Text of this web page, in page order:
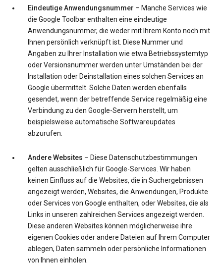
Eindeutige Anwendungsnummer – Manche Services wie
die Google Toolbar enthalten eine eindeutige
Anwendungsnummer, die weder mit Ihrem Konto noch mit
Ihnen persönlich verknüpft ist. Diese Nummer und
Angaben zu Ihrer Installation wie etwa Betriebssystemtyp
oder Versionsnummer werden unter Umständen bei der
Installation oder Deinstallation eines solchen Services an
Google übermittelt. Solche Daten werden ebenfalls
gesendet, wenn der betreffende Service regelmäßig eine
Verbindung zu den Google-Servern herstellt, um
beispielsweise automatische Softwareupdates
abzurufen.
Andere Websites – Diese Datenschutzbestimmungen
gelten ausschließlich für Google-Services. Wir haben
keinen Einfluss auf die Websites, die in Suchergebnissen
angezeigt werden, Websites, die Anwendungen, Produkte
oder Services von Google enthalten, oder Websites, die als
Links in unseren zahlreichen Services angezeigt werden.
Diese anderen Websites können möglicherweise ihre
eigenen Cookies oder andere Dateien auf Ihrem Computer
ablegen, Daten sammeln oder persönliche Informationen
von Ihnen einholen.